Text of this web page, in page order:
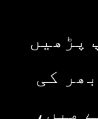
پڑھیں
کی
میں،